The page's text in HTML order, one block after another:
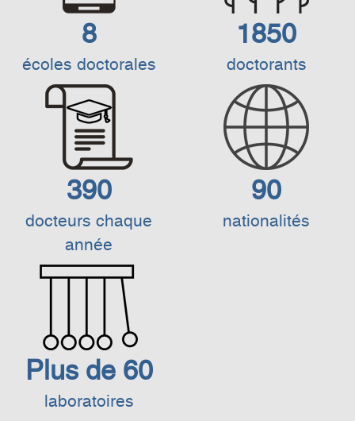
8
écoles doctorales
1850
doctorants
390
docteurs chaque
année
90
nationalités
Plus de 60
laboratoires